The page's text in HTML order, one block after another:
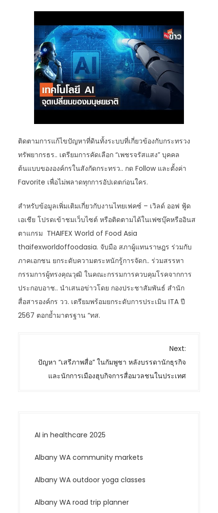
ติดตามการแก้ไขปัญหาที่ดินทั้งระบบที่เกี่ยวข้องกับกระทรวง
ทรัพยากรธร.. เตรียมการคัดเลือก “เพชรจรัสแสง” บุคคล
ต้นแบบขององค์กรในสังกัดกระทรว.. กด Follow และตั้งค่า
Favorite เพื่อไม่พลาดทุกการอัปเดตก่อนใคร.
สำหรับข้อมูลเพิ่มเติมเกี่ยวกับงานไทยเฟคซ์ – เวิลด์ ออฟ ฟู้ด
เอเชีย โปรดเข้าชมเว็บไซต์ หรือติดตามได้ในเฟซบุ๊คหรืออินส
ตาแกรม THAIFEX World of Food Asia
thaifexworldoffoodasia. จับมือ สภาผู้แทนราษฎร ร่วมกับ
ภาคเอกชน ยกระดับความตระหนักรู้การจัดก.. ร่วมสรรหา
กรรมการผู้ทรงคุณวุฒิ ในคณะกรรมการควบคุมโรคจากการ
ประกอบอาช.. นำเสนอข่าวโดย กองประชาสัมพันธ์ สำนัก
สื่อสารองค์กร วว. เตรียมพร้อมยกระดับการประเมิน ITA ปี
2567 ตอกย้ำมาตรฐาน “ทส.
o
g
t
o
Next:
ปัญหา “เสรีภาพสื่อ” ในกัมพูชา หลังบรรดานักธุรกิจ
และนักการเมืองฮุบกิจการสื่อมวลชนในประเทศ
AI in healthcare 2025
Albany WA community markets
Albany WA outdoor yoga classes
Albany WA road trip planner